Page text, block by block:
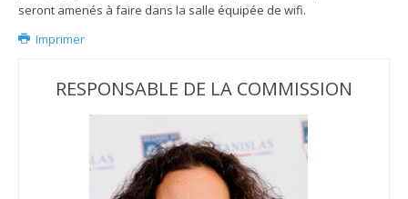
seront amenés à faire dans la salle équipée de wifi.
Imprimer
RESPONSABLE DE LA COMMISSION